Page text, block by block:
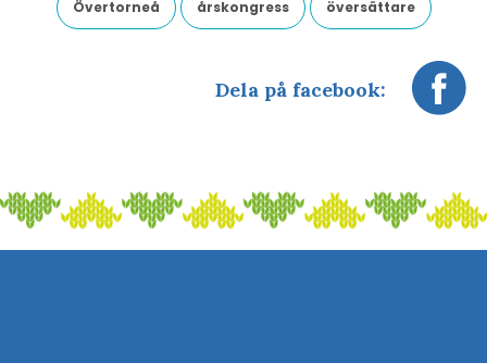
Övertorneå årskongress översättare
Dela på facebook: